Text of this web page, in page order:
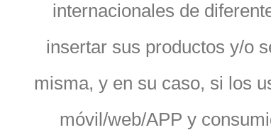
internacionales de
insertar sus productos y/o
misma, y en su caso, si los
móvil/web/APP y